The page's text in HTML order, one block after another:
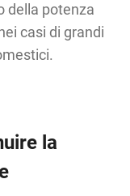
della potenza
casi di grandi
la